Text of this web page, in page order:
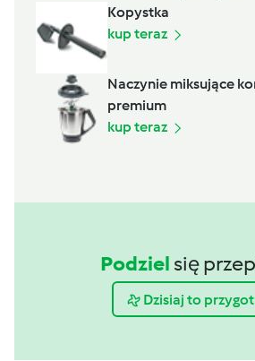
Kopystka
kup teraz
Naczynie miksujące
premium
kup teraz
Podziel się
Dzisiaj to